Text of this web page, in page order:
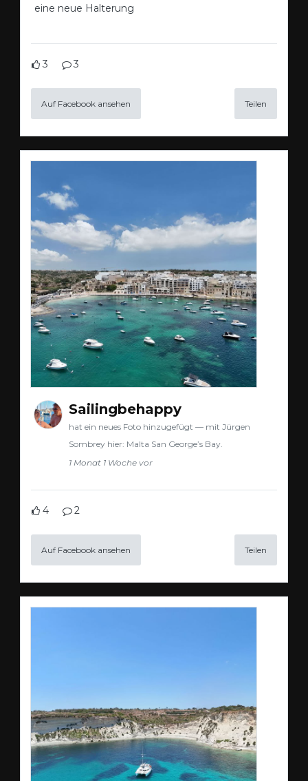
eine neue Halterung
3 3
Auf Facebook ansehen Teilen
Sailingbehappy
hat ein neues Foto hinzugefügt — mit Jürgen
Sombrey hier: Malta San George’s Bay.
1 Monat 1 Woche vor
4 2
Auf Facebook ansehen Teilen